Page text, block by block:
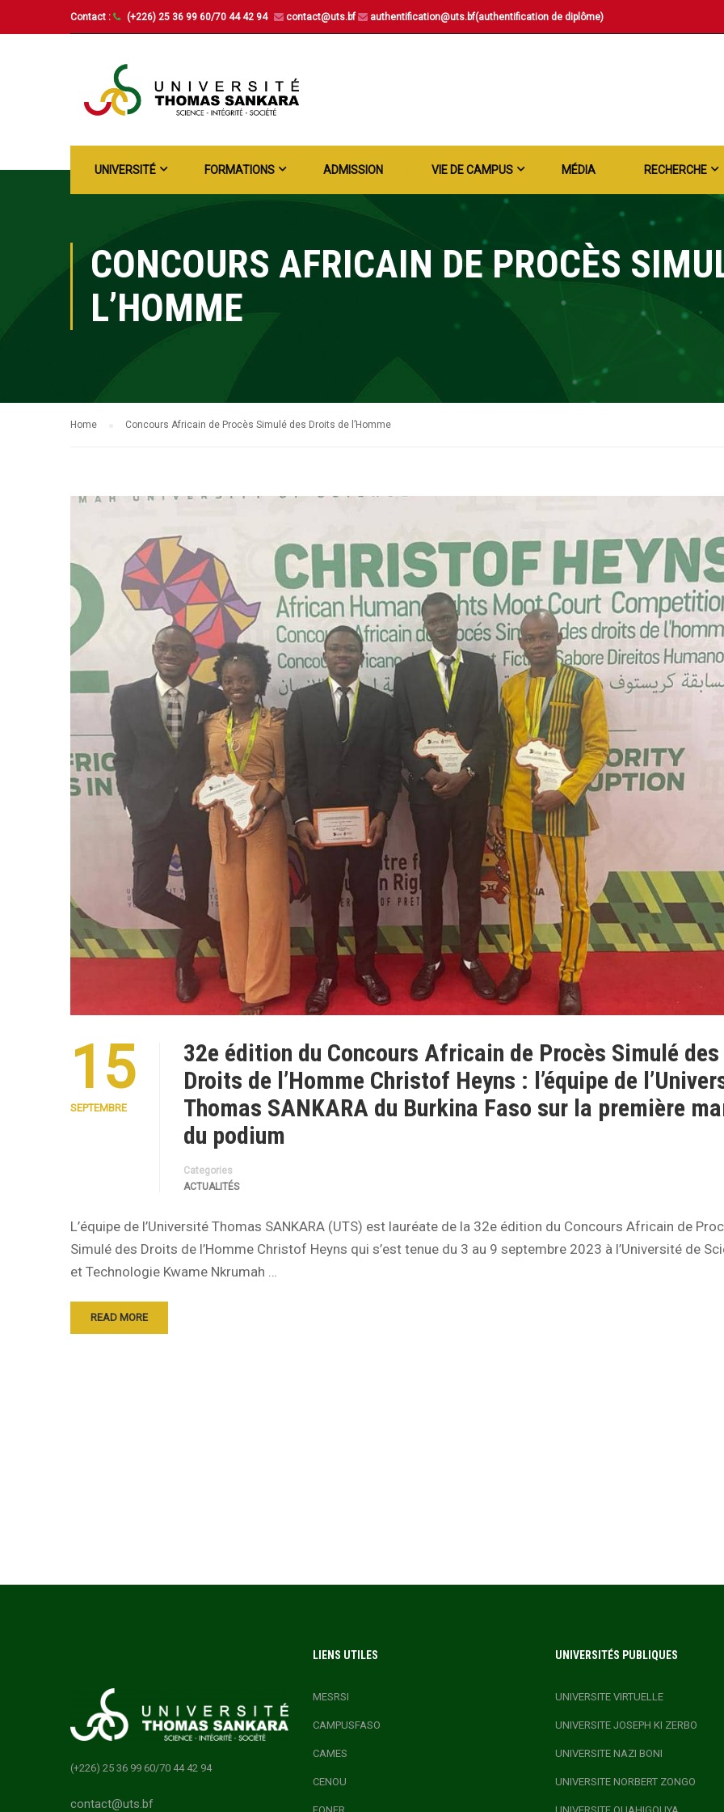
Contact : (+226) 25 36 99 60/70 44 42 94 contact@uts.bf authentification@uts.bf(authentification de diplôme)
UNIVERSITÉ FORMATIONS ADMISSION VIE DE CAMPUS MÉDIA RECHERCHE
CONCOURS AFRICAIN DE PROCÈS
L’HOMME
Home Concours Africain de Procès Simulé des Droits de l’Homme
15
SEPTEMBRE
32e édition du Concours Africain de Procès Simulé des
Droits de l’Homme Christof Heyns : l’équipe de
Thomas SANKARA du Burkina Faso sur la première
du podium
Categories
ACTUALITÉS
L’équipe de l’Université Thomas SANKARA (UTS) est lauréate de la 32e édition du Concours Africain de
Simulé des Droits de l’Homme Christof Heyns qui s’est tenue du 3 au 9 septembre 2023 à l’Université de
et Technologie Kwame Nkrumah …
READ MORE
(+226) 25 36 99 60/70 44 42 94
contact@uts.bf
LIENS UTILES
MESRSI
CAMPUSFASO
CAMES
CENOU
UNIVERSITÉS PUBLIQUES
UNIVERSITE VIRTUELLE
UNIVERSITE JOSEPH KI ZERBO
UNIVERSITE NAZI BONI
UNIVERSITE NORBERT ZONGO